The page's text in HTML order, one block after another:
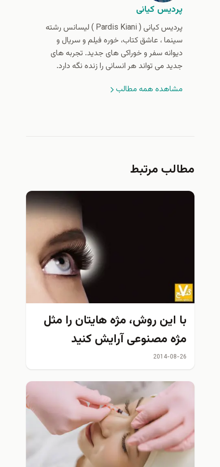
پردیس کیانی
پردیس کیانی (‌ Pardis Kiani ) لیسانس رشته
سینما ، عاشق کتاب، خوره فیلم و سریال و
دیوانه سفر و خوراکی های جدید. تجربه های
جدید می تواند هر انسانی را زنده نگه دارد.
مشاهده همه مطالب
مطالب مرتبط
با اين روش، مژه هايتان را مثل
مژه مصنوعی آرایش کنید
2014-08-26